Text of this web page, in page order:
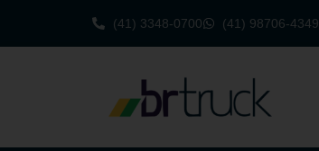
(41) 3348-0700 (41) 98706-4349